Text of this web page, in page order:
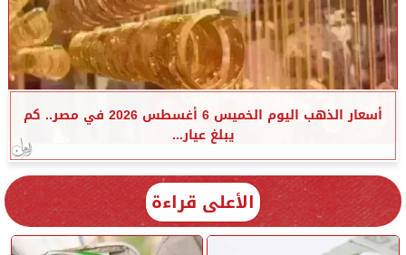
أسعار الذهب اليوم الخميس 6 أغسطس 2026 في مصر.. كم
يبلغ عيار...
الأعلى قراءة